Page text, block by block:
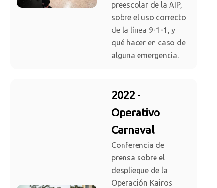
preescolar de la AIP,
sobre el uso correcto
de la línea 9-1-1, y
qué hacer en caso de
alguna emergencia.
2022 -
Operativo
Carnaval
Conferencia de
prensa sobre el
despliegue de la
Operación Kairos